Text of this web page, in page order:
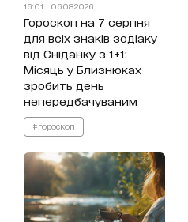
16:01 | 06.08.2026
Гороскоп на 7 серпня
для всіх знаків зодіаку
від Сніданку з 1+1:
Місяць у Близнюках
зробить день
непередбачуваним
#гороскоп